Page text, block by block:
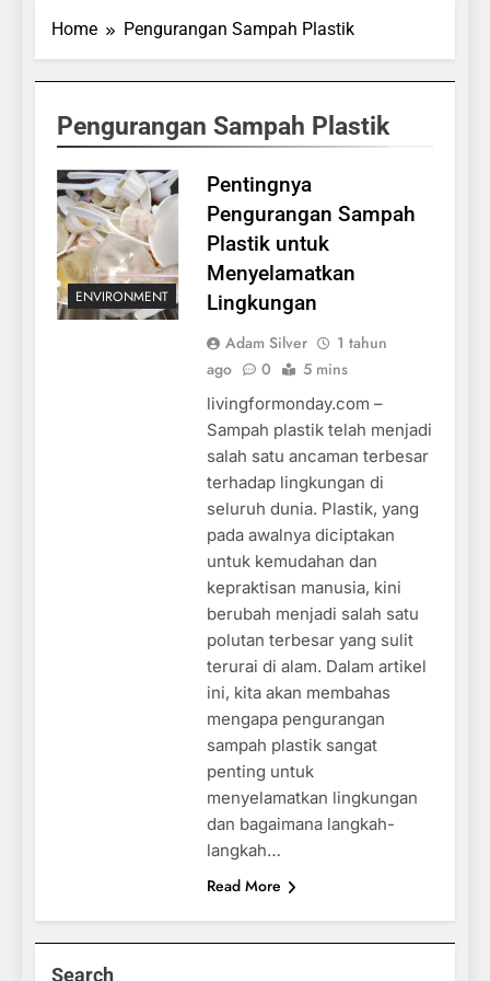
Home Pengurangan Sampah Plastik
Pengurangan Sampah Plastik
ENVIRONMENT
Pentingnya
Pengurangan Sampah
Plastik untuk
Menyelamatkan
Lingkungan
Adam Silver
1 tahun
ago
0 5 mins
livingformonday.com –
Sampah plastik telah menjadi
salah satu ancaman terbesar
terhadap lingkungan di
seluruh dunia. Plastik, yang
pada awalnya diciptakan
untuk kemudahan dan
kepraktisan manusia, kini
berubah menjadi salah satu
polutan terbesar yang sulit
terurai di alam. Dalam artikel
ini, kita akan membahas
mengapa pengurangan
sampah plastik sangat
penting untuk
menyelamatkan lingkungan
dan bagaimana langkah-
langkah…
Read More
Search